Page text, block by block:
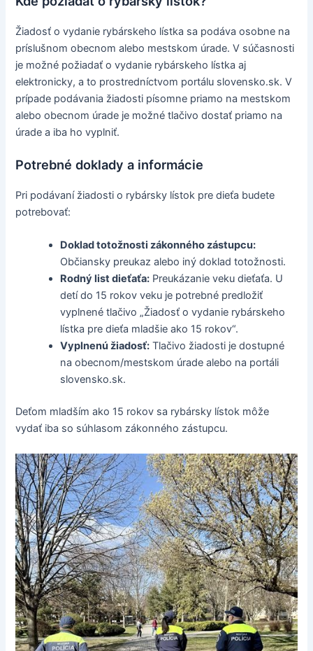
Žiadosť o vydanie rybárskeho lístka sa podáva osobne na
príslušnom obecnom alebo mestskom úrade. V súčasnosti
je možné požiadať o vydanie rybárskeho lístka aj
elektronicky, a to prostredníctvom portálu slovensko.sk. V
prípade podávania žiadosti písomne priamo na mestskom
alebo obecnom úrade je možné tlačivo dostať priamo na
úrade a iba ho vyplniť.
Potrebné doklady a informácie
Pri podávaní žiadosti o rybársky lístok pre dieťa budete
potrebovať:
Doklad totožnosti zákonného zástupcu:
Občiansky preukaz alebo iný doklad totožnosti.
Rodný list dieťaťa: Preukázanie veku dieťaťa. U
detí do 15 rokov veku je potrebné predložiť
vyplnené tlačivo „Žiadosť o vydanie rybárskeho
lístka pre dieťa mladšie ako 15 rokov“.
Vyplnenú žiadosť: Tlačivo žiadosti je dostupné
na obecnom/mestskom úrade alebo na portáli
slovensko.sk.
Deťom mladším ako 15 rokov sa rybársky lístok môže
vydať iba so súhlasom zákonného zástupcu.